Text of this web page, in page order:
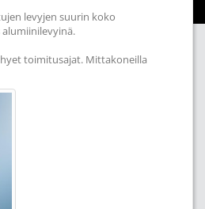
levyjen suurin koko
alumiinilevyinä.
toimitusajat. Mittakoneilla